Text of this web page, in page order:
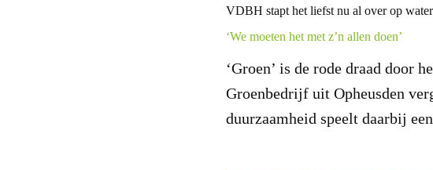
VDBH stapt het liefst nu al over op
‘We moeten het met z’n allen doen’
‘Groen’ is de rode draad door
Groenbedrijf uit Opheusden
duurzaamheid speelt daarbij